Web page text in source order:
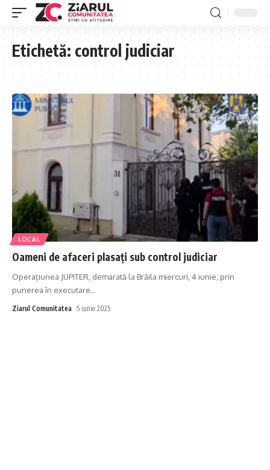
Etichetă: control judiciar
LOCAL
Oameni de afaceri plasați sub control judiciar
Operațiunea JUPITER, demarată la Brăila miercuri, 4 iunie, prin
punerea în executare…
Ziarul Comunitatea 5 iunie 2025